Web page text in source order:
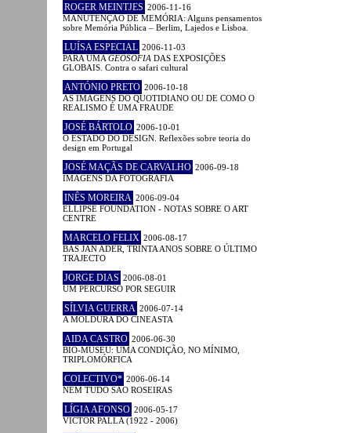
ROGER MEINTJES 2006-11-16
MANUTENÇÃO DE MEMÓRIA: Alguns pensamentos
sobre Memória Pública – Berlim, Lajedos e Lisboa.
LUÍSA ESPECIAL 2006-11-03
PARA UMA GEOSOFIA DAS EXPOSIÇÕES
GLOBAIS. Contra o safari cultural
ANTÓNIO PRETO 2006-10-18
AS IMAGENS DO QUOTIDIANO OU DE COMO O
REALISMO É UMA FRAUDE
JOSÉ BÁRTOLO 2006-10-01
O ESTADO DO DESIGN. Reflexões sobre teoria do
design em Portugal
JOSÉ MAÇÃS DE CARVALHO 2006-09-18
IMAGENS DA FOTOGRAFIA
INÊS MOREIRA 2006-09-04
ELLIPSE FOUNDATION - NOTAS SOBRE O ART
CENTRE
MARCELO FELIX 2006-08-17
BAS JAN ADER, TRINTA ANOS SOBRE O ÚLTIMO
TRAJECTO
JORGE DIAS 2006-08-01
UM PERCURSO POR SEGUIR
SÍLVIA GUERRA 2006-07-14
A MOLDURA DO CINEASTA
AIDA CASTRO 2006-06-30
BIO-MUSEU: UMA CONDIÇÃO, NO MÍNIMO,
TRIPLOMÓRFICA
COLECTIVO* 2006-06-14
NEM TUDO SÃO ROSEIRAS
LÍGIA AFONSO 2006-05-17
VICTOR PALLA (1922 - 2006)